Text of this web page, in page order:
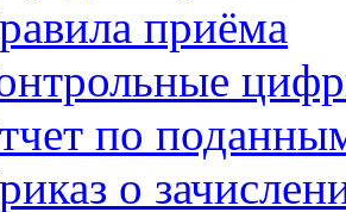
приёма
по
о